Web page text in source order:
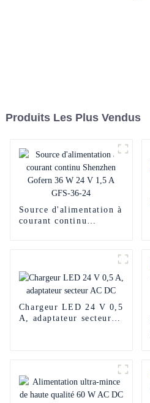
Produits Les Plus Vendus
Source d'alimentation à
courant continu
Chargeur LED 24 V 0,5
A, adaptateur secteur